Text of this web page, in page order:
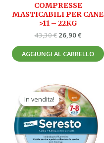
COMPRESSE
MASTICABILI PER CANE
>11 – 22KG
43,30€ 26,90€
AGGIUNGI AL CARRELLO
In vendita!
In vendita!
Il
prezzo
originale
era:
53,00 €.
prezzo
attuale
è:
29,90 €.